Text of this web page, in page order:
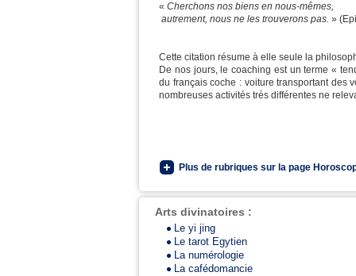
« Cherchons nos biens en nous-mêmes,
autrement, nous ne les trouverons pas. »
Cette citation résume à elle seule la
De nos jours, le coaching est un terme «
du français coche : voiture transportant des
nombreuses activités très différentes ne
Plus de rubriques sur la page
Arts divinatoires :
Le yi jing
Le tarot Egytien
La numérologie
La cafédomancie